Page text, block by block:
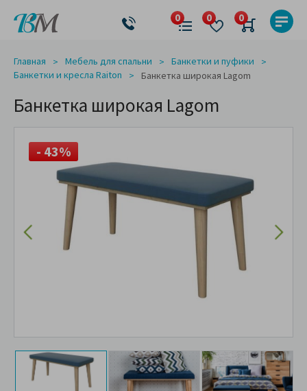
Главная Мебель для спальни
Банкетки и пуфики
Банкетки и кресла Raiton
Банкетка широкая Lagom
Банкетка широкая Lagom
- 43%